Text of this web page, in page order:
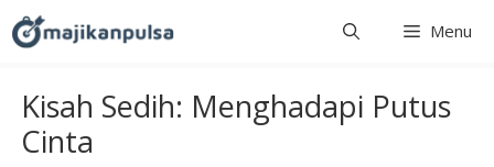
Langsung
ke
Menu
Kisah Sedih: Menghadapi Putus
Cinta